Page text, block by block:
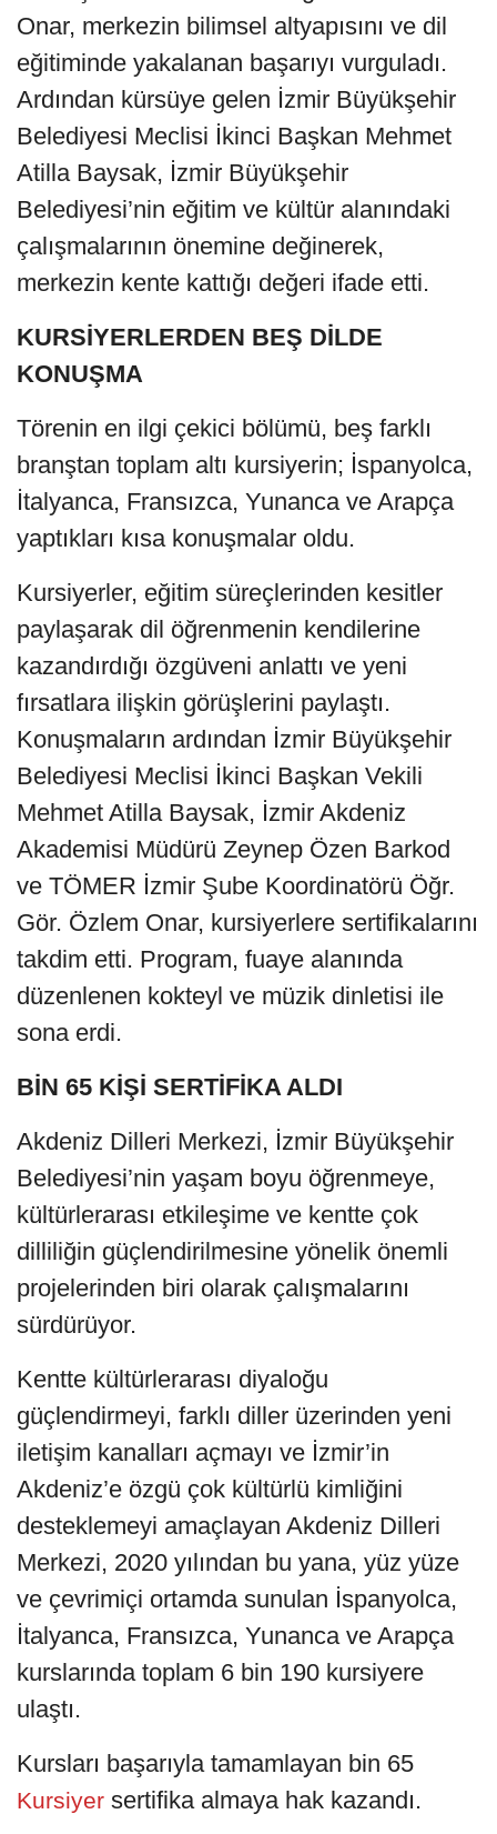
Onar, merkezin bilimsel altyapısını ve dil
eğitiminde yakalanan başarıyı vurguladı.
Ardından kürsüye gelen İzmir Büyükşehir
Belediyesi Meclisi İkinci Başkan Mehmet
Atilla Baysak, İzmir Büyükşehir
Belediyesi’nin eğitim ve kültür alanındaki
çalışmalarının önemine değinerek,
merkezin kente kattığı değeri ifade etti.
KURSİYERLERDEN BEŞ DİLDE
KONUŞMA
Törenin en ilgi çekici bölümü, beş farklı
branştan toplam altı kursiyerin; İspanyolca,
İtalyanca, Fransızca, Yunanca ve Arapça
yaptıkları kısa konuşmalar oldu.
Kursiyerler, eğitim süreçlerinden kesitler
paylaşarak dil öğrenmenin kendilerine
kazandırdığı özgüveni anlattı ve yeni
fırsatlara ilişkin görüşlerini paylaştı.
Konuşmaların ardından İzmir Büyükşehir
Belediyesi Meclisi İkinci Başkan Vekili
Mehmet Atilla Baysak, İzmir Akdeniz
Akademisi Müdürü Zeynep Özen Barkod
ve TÖMER İzmir Şube Koordinatörü Öğr.
Gör. Özlem Onar, kursiyerlere sertifikalarını
takdim etti. Program, fuaye alanında
düzenlenen kokteyl ve müzik dinletisi ile
sona erdi.
BİN 65 KİŞİ SERTİFİKA ALDI
Akdeniz Dilleri Merkezi, İzmir Büyükşehir
Belediyesi’nin yaşam boyu öğrenmeye,
kültürlerarası etkileşime ve kentte çok
dilliliğin güçlendirilmesine yönelik önemli
projelerinden biri olarak çalışmalarını
sürdürüyor.
Kentte kültürlerarası diyaloğu
güçlendirmeyi, farklı diller üzerinden yeni
iletişim kanalları açmayı ve İzmir’in
Akdeniz’e özgü çok kültürlü kimliğini
desteklemeyi amaçlayan Akdeniz Dilleri
Merkezi, 2020 yılından bu yana, yüz yüze
ve çevrimiçi ortamda sunulan İspanyolca,
İtalyanca, Fransızca, Yunanca ve Arapça
kurslarında toplam 6 bin 190 kursiyere
ulaştı.
Kursları başarıyla tamamlayan bin 65
Kursiyer sertifika almaya hak kazandı.